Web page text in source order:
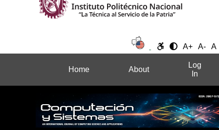
A+ A- A
Home About
Log
In